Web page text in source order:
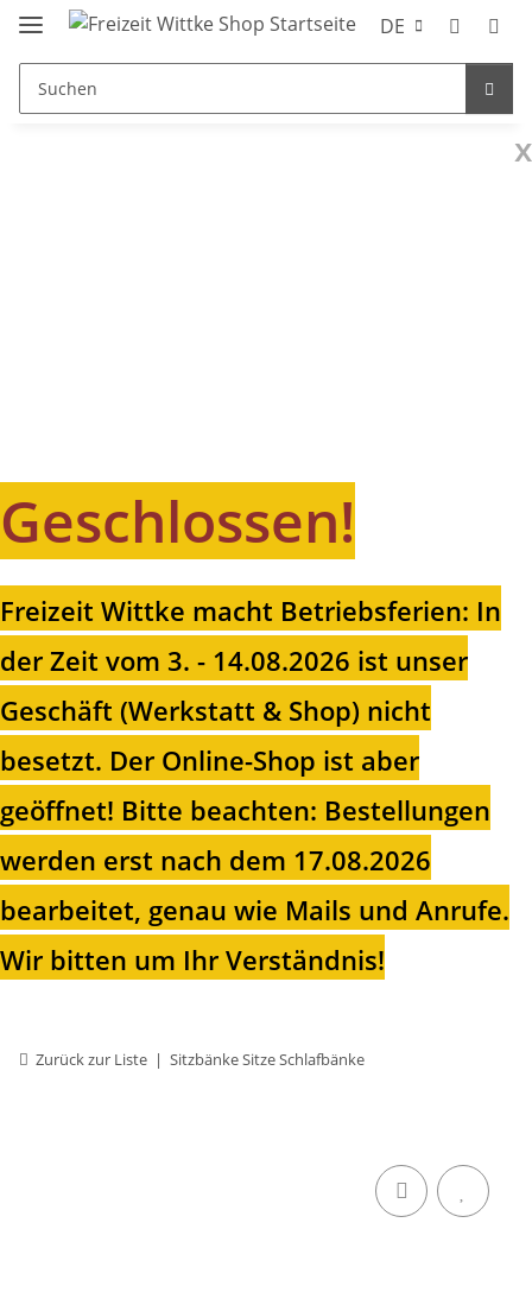
DE
x
Geschlossen!
Freizeit Wittke macht Betriebsferien: In
der Zeit vom 3. - 14.08.2026 ist unser
Geschäft (Werkstatt & Shop) nicht
besetzt. Der Online-Shop ist aber
geöffnet! Bitte beachten: Bestellungen
werden erst nach dem 17.08.2026
bearbeitet, genau wie Mails und Anrufe.
Wir bitten um Ihr Verständnis!
Zurück zur Liste Sitzbänke Sitze Schlafbänke